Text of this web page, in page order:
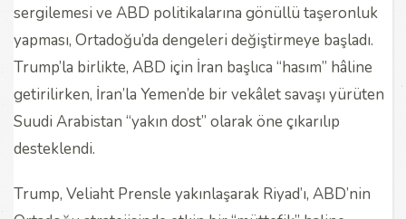
sergilemesi ve ABD politikalarına gönüllü taşeronluk
yapması, Ortadoğu’da dengeleri değiştirmeye başladı.
Trump’la birlikte, ABD için İran başlıca “hasım” hâline
getirilirken, İran’la Yemen’de bir vekâlet savaşı yürüten
Suudi Arabistan “yakın dost” olarak öne çıkarılıp
desteklendi.
Trump, Veliaht Prensle yakınlaşarak Riyad’ı, ABD’nin